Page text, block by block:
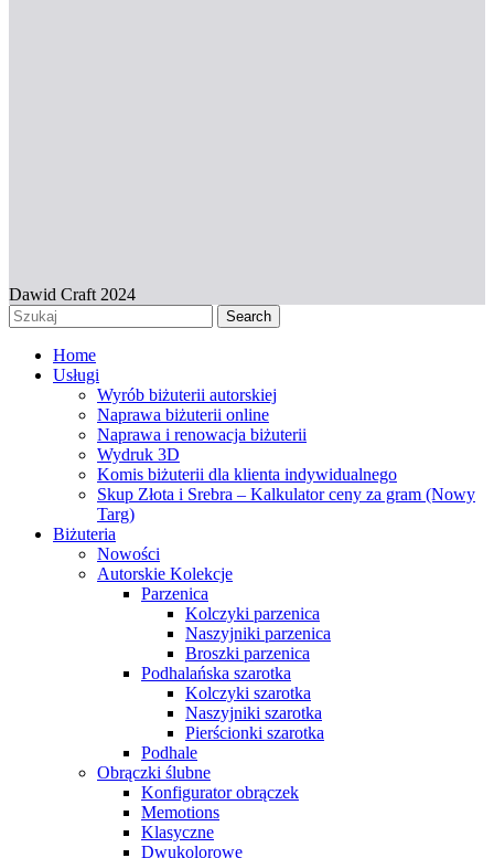
Dawid Craft 2024
Search
Home
Usługi
Wyrób biżuterii autorskiej
Naprawa biżuterii online
Naprawa i renowacja biżuterii
Wydruk 3D
Komis biżuterii dla klienta indywidualnego
Skup Złota i Srebra – Kalkulator ceny za gram (Nowy
Targ)
Biżuteria
Nowości
Autorskie Kolekcje
Parzenica
Kolczyki parzenica
Naszyjniki parzenica
Broszki parzenica
Podhalańska szarotka
Kolczyki szarotka
Naszyjniki szarotka
Pierścionki szarotka
Podhale
Obrączki ślubne
Konfigurator obrączek
Memotions
Klasyczne
Dwukolorowe